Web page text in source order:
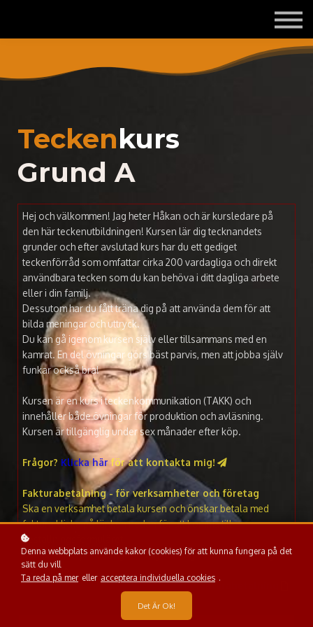
Kontakta mig
Teckenkurs
Grund A
Hej och välkommen! Jag heter Håkan och är kursledare på
den här teckenutbildningen! Kursen lär dig tecknandets
grunder och efter avslutad kurs har du ett gediget
teckenförråd som omfattar cirka 200 vardagliga och direkt
användbara tecken som du kan behöva i ditt dagliga arbete
eller i din familj.
Dessutom har du fått träna dig på att använda dem för att
bilda meningar och uttryck.
Du kan gå igenom kursen själv eller tillsammans med en
kamrat. En del övningar görs bäst parvis, men att jobba själv
funkar också bra!
Kursen är en kurs i teckenkommunikation (TAKK) och
innehåller både övningar för produktion och avläsning.
Kursen är tillgänglig under sex månader efter köp.
Frågor? Klicka här för att kontakta mig!
Fakturabetalning - för verksamheter och företag
Ska en verksamhet betala kursen och önskar betala med
faktura klicka på länken nedan för att komma till
beställningsformuläret.
Kurspriset är per deltagare, varje deltagare behöver en egen
inloggning.
Till fakturabetalning
Denna webbplats använde kakor (cookies) för att kunna fungera på det
sätt du vill
Ta reda på mer eller acceptera individuella cookies .
Det Är Ok!